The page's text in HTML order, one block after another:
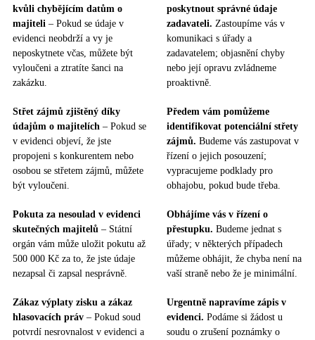
kvůli chybějícím datům o
majiteli – Pokud se údaje v
evidenci neobdrží a vy je
neposkytnete včas, můžete být
vyloučeni a ztratíte šanci na
zakázku.
poskytnout správné údaje
zadavateli. Zastoupíme vás v
komunikaci s úřady a
zadavatelem; objasnění chyby
nebo její opravu zvládneme
proaktivně.
Střet zájmů zjištěný díky
údajům o majitelích – Pokud se
v evidenci objeví, že jste
propojeni s konkurentem nebo
osobou se střetem zájmů, můžete
být vyloučeni.
Předem vám pomůžeme
identifikovat potenciální střety
zájmů. Budeme vás zastupovat v
řízení o jejich posouzení;
vypracujeme podklady pro
obhajobu, pokud bude třeba.
Pokuta za nesoulad v evidenci
skutečných majitelů – Státní
orgán vám může uložit pokutu až
500 000 Kč za to, že jste údaje
nezapsal či zapsal nesprávně.
Obhájíme vás v řízení o
přestupku. Budeme jednat s
úřady; v některých případech
můžeme obhájit, že chyba není na
vaší straně nebo že je minimální.
Zákaz výplaty zisku a zákaz
hlasovacích práv – Pokud soud
potvrdí nesrovnalost v evidenci a
Urgentně napravíme zápis v
evidenci. Podáme si žádost u
soudu o zrušení poznámky o